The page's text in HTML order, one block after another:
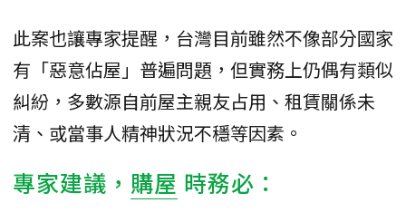
此案也讓專家提醒，台灣目前雖然不像部分國家
有「惡意佔屋」普遍問題，但實務上仍偶有類似
糾紛，多數源自前屋主親友占用、租賃關係未
清、或當事人精神狀況不穩等因素。
專家建議， 購屋 時務必：